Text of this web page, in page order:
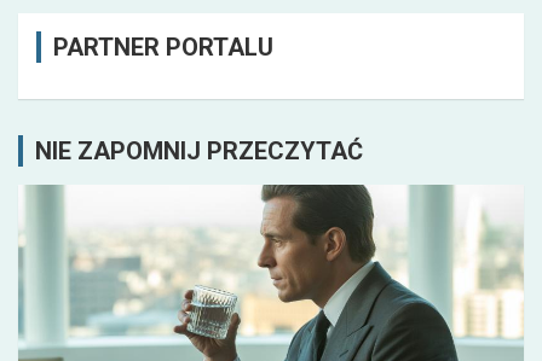
PARTNER PORTALU
NIE ZAPOMNIJ PRZECZYTAĆ